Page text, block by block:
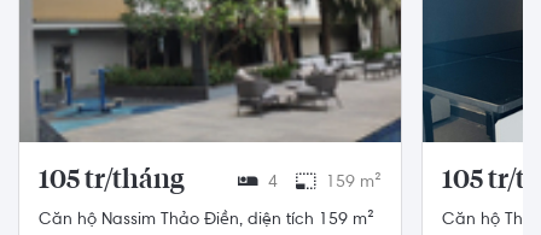
105 tr/tháng 4 159 m²
Căn hộ Nassim Thảo Điền, diện tích 159 m²
105 tr/
Căn hộ The